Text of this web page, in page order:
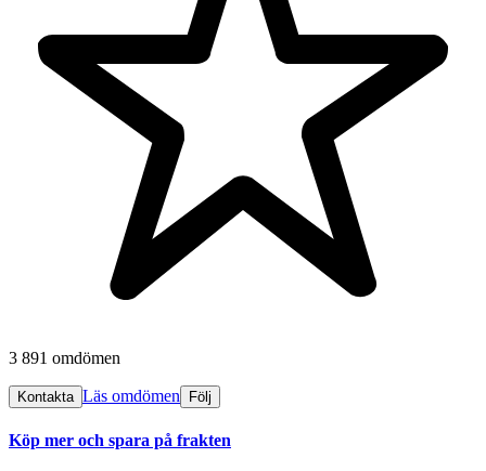
3 891 omdömen
Kontakta Läs omdömen Följ
Köp mer och spara på frakten